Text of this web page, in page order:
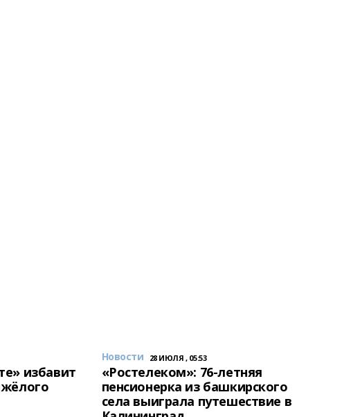
избавит
Новости 28 ИЮЛЯ , 05:53
«Ростелеком»: 76-летняя
пенсионерка из башкирского
села выиграла путешествие в